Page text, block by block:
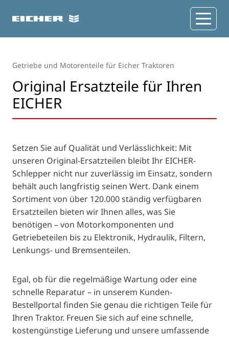
Getriebe und Motorenteile für Eicher Traktoren
Original Ersatzteile für Ihren
EICHER
Setzen Sie auf Qualität und Verlässlichkeit: Mit
unseren Original-Ersatzteilen bleibt Ihr EICHER-
Schlepper nicht nur zuverlässig im Einsatz, sondern
behält auch langfristig seinen Wert. Dank einem
Sortiment von über 120.000 ständig verfügbaren
Ersatzteilen bieten wir Ihnen alles, was Sie
benötigen – von Motorkomponenten und
Getriebeteilen bis zu Elektronik, Hydraulik, Filtern,
Lenkungs- und Bremsenteilen.
Egal, ob für die regelmäßige Wartung oder eine
schnelle Reparatur – in unserem Kunden-
Bestellportal finden Sie genau die richtigen Teile für
Ihren Traktor. Freuen Sie sich auf eine schnelle,
kostengünstige Lieferung und unsere umfassende